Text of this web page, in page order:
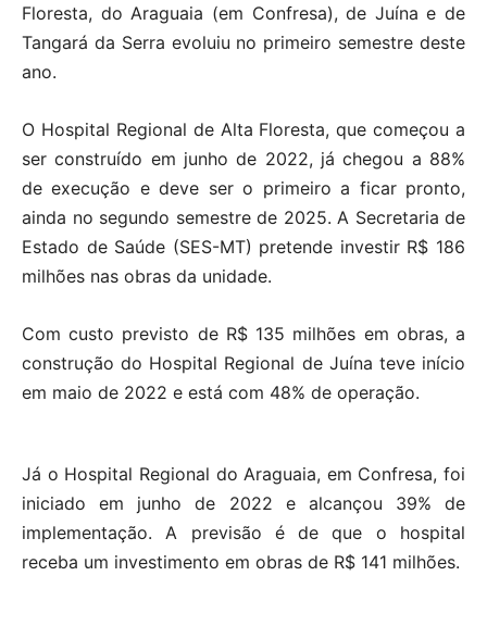
Floresta, do Araguaia (em Confresa), de Juína e de
Tangará da Serra evoluiu no primeiro semestre deste
ano.
O Hospital Regional de Alta Floresta, que começou a
ser construído em junho de 2022, já chegou a 88%
de execução e deve ser o primeiro a ficar pronto,
ainda no segundo semestre de 2025. A Secretaria de
Estado de Saúde (SES-MT) pretende investir R$ 186
milhões nas obras da unidade.
Com custo previsto de R$ 135 milhões em obras, a
construção do Hospital Regional de Juína teve início
em maio de 2022 e está com 48% de operação.
Já o Hospital Regional do Araguaia, em Confresa, foi
iniciado em junho de 2022 e alcançou 39% de
implementação. A previsão é de que o hospital
receba um investimento em obras de R$ 141 milhões.